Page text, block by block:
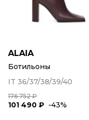
ALAIA
Ботильоны
IT 36/37/38/39/40
176 752 ₽
101 490 ₽ -43%